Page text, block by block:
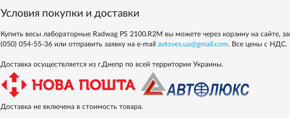
Условия покупки и доставки
Купить весы лабораторные Radwag PS 2100.R2M вы можете через корзину на сайте,
(050) 054-55-36или отправить заявку на e-mail avtoves.ua@gmail.com. Все цены с НДС.
Доставка осуществляется из г.Днепр по всей территории Украины.
Доставка не включена в стоимость товара.